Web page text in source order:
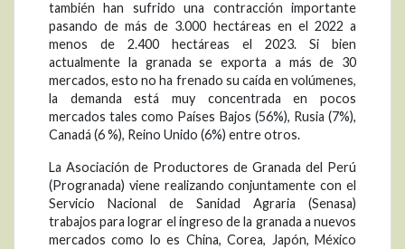
también han sufrido una contracción importante
pasando de más de 3.000 hectáreas en el 2022 a
menos de 2.400 hectáreas el 2023. Si bien
actualmente la granada se exporta a más de 30
mercados, esto no ha frenado su caída en volúmenes,
la demanda está muy concentrada en pocos
mercados tales como Países Bajos (56%), Rusia (7%),
Canadá (6 %), Reino Unido (6%) entre otros.
La Asociación de Productores de Granada del Perú
(Progranada) viene realizando conjuntamente con el
Servicio Nacional de Sanidad Agraria (Senasa)
trabajos para lograr el ingreso de la granada a nuevos
mercados como lo es China, Corea, Japón, México